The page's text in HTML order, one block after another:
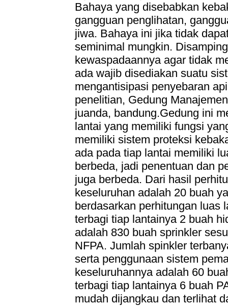
Bahaya yang disebabkan
gangguan penglihatan,
jiwa. Bahaya ini jika tidak
seminimal mungkin.
kewaspadaannya agar tidak
ada wajib disediakan suatu
mengantisipasi penyebaran
penelitian, Gedung
juanda, bandung.Gedung ini
lantai yang memiliki fungsi
memiliki sistem proteksi
ada pada tiap lantai memiliki
berbeda, jadi penentuan dan
juga berbeda. Dari hasil
keseluruhan adalah 20 buah
berdasarkan perhitungan luas
terbagi tiap lantainya 2 buah
adalah 830 buah sprinkler
NFPA. Jumlah spinkler
serta penggunaan sistem
keseluruhannya adalah 60
terbagi tiap lantainya 6 buah
mudah dijangkau dan terlihat